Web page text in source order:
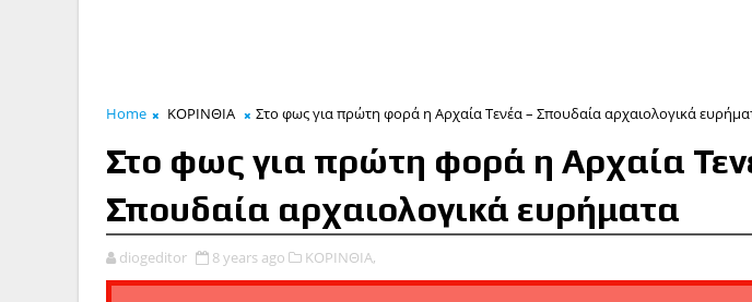
Home ΚΟΡΙΝΘΙΑ Στο φως για πρώτη φορά η Αρχαία Τενέα – Σπουδαία αρχαιολογικά
Στο φως για πρώτη φορά η Αρχαία
Σπουδαία αρχαιολογικά ευρήματα
diogeditor 8 years ago ΚΟΡΙΝΘΙΑ,